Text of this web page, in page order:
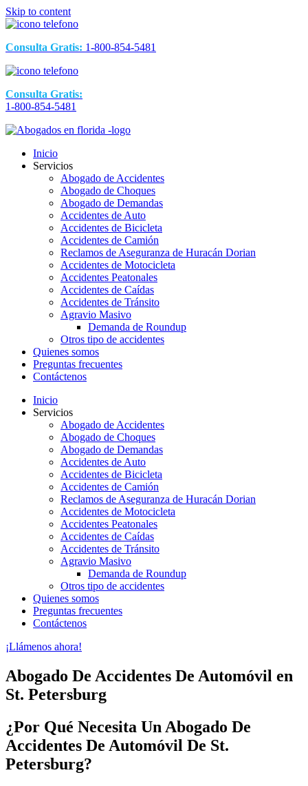
Skip to content
Consulta Gratis: 1-800-854-5481
Consulta Gratis:
1-800-854-5481
Inicio
Servicios
Abogado de Accidentes
Abogado de Choques
Abogado de Demandas
Accidentes de Auto
Accidentes de Bicicleta
Accidentes de Camión
Reclamos de Aseguranza de Huracán Dorian
Accidentes de Motocicleta
Accidentes Peatonales
Accidentes de Caídas
Accidentes de Tránsito
Agravio Masivo
Demanda de Roundup
Otros tipo de accidentes
Quienes somos
Preguntas frecuentes
Contáctenos
Inicio
Servicios
Abogado de Accidentes
Abogado de Choques
Abogado de Demandas
Accidentes de Auto
Accidentes de Bicicleta
Accidentes de Camión
Reclamos de Aseguranza de Huracán Dorian
Accidentes de Motocicleta
Accidentes Peatonales
Accidentes de Caídas
Accidentes de Tránsito
Agravio Masivo
Demanda de Roundup
Otros tipo de accidentes
Quienes somos
Preguntas frecuentes
Contáctenos
¡Llámenos ahora!
Abogado De Accidentes De Automóvil en
St. Petersburg
¿Por Qué Necesita Un Abogado De
Accidentes De Automóvil De St.
Petersburg?